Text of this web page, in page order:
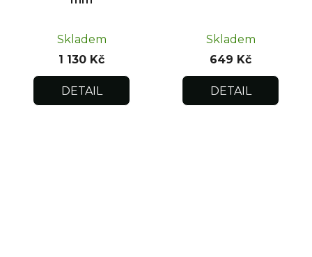
Skladem
1 130 Kč
DETAIL
Skladem
649 Kč
DETAIL